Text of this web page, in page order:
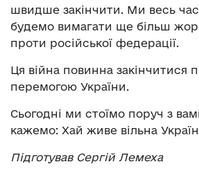
швидше закінчити. Ми весь
будемо вимагати ще більш
проти російської федерації.
Ця війна повинна закінчитися
перемогою України.
Сьогодні ми стоїмо поруч з
кажемо: Хай живе вільна
Підготував Сергій Лемеха